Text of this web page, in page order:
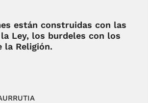
están construidas con las
Ley, los burdeles con los
la Religión.